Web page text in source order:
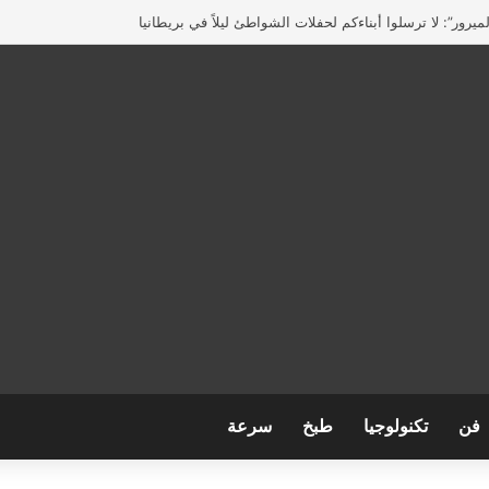
لا ترسلوا أبناءكم لحفلات الشواطئ ليلاً في بريطانيا
فن تكنولوجيا طبخ سرعة